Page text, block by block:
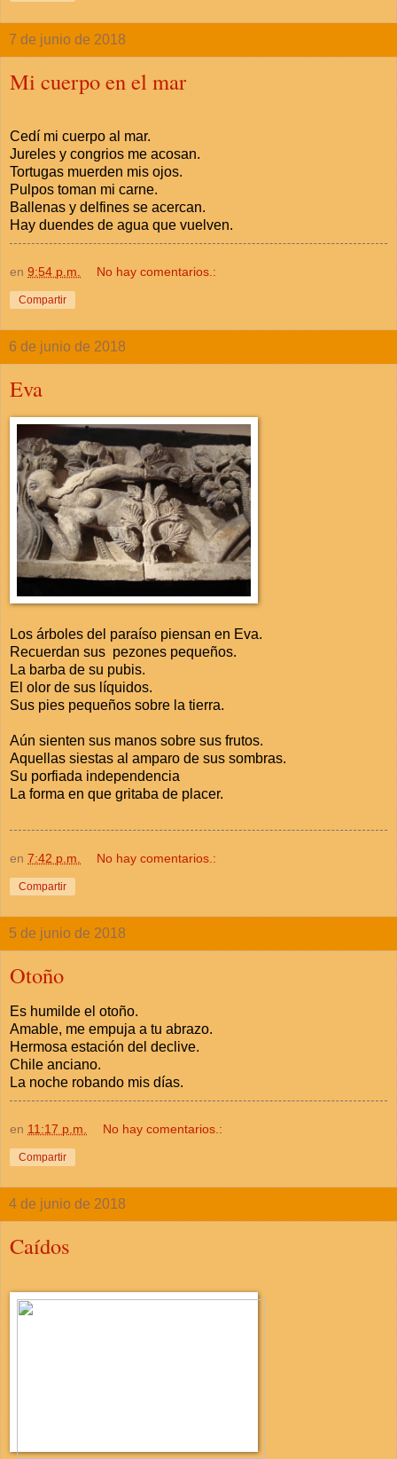
7 de junio de 2018
Mi cuerpo en el mar
Cedí mi cuerpo al mar.
Jureles y congrios me acosan.
Tortugas muerden mis ojos.
Pulpos toman mi carne.
Ballenas y delfines se acercan.
Hay duendes de agua que vuelven.
en 9:54 p.m. No hay comentarios.:
Compartir
6 de junio de 2018
Eva
Los árboles del paraíso piensan en Eva.
Recuerdan sus pezones pequeños.
La barba de su pubis.
El olor de sus líquidos.
Sus pies pequeños sobre la tierra.
Aún sienten sus manos sobre sus frutos.
Aquellas siestas al amparo de sus sombras.
Su porfiada independencia
La forma en que gritaba de placer.
en 7:42 p.m. No hay comentarios.:
Compartir
5 de junio de 2018
Otoño
Es humilde el otoño.
Amable, me empuja a tu abrazo.
Hermosa estación del declive.
Chile anciano.
La noche robando mis días.
en 11:17 p.m. No hay comentarios.:
Compartir
4 de junio de 2018
Caídos